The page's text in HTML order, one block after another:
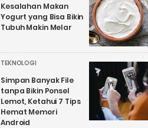
Kesalahan Makan
Yogurt yang Bisa Bikin
Tubuh Makin Melar
TEKNOLOGI
Simpan Banyak File
tanpa Bikin Ponsel
Lemot, Ketahui 7 Tips
Hemat Memori
Android